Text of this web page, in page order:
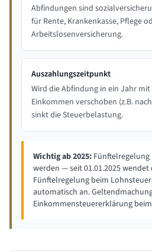
Abfindungen sind
für Rente, Krankenkasse, Pflege
Arbeitslosenversicherung.
Auszahlungszeitpunkt
Wird die Abfindung in ein Jahr
Einkommen verschoben (z.B.
sinkt die Steuerbelastung.
Wichtig ab 2025:
werden — seit 01.01.2025
Fünftelregelung beim
automatisch an.
Einkommensteuererklärung